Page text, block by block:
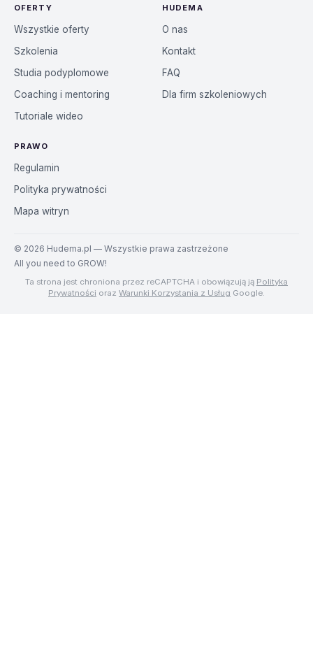
OFERTY
Wszystkie oferty
Szkolenia
Studia podyplomowe
Coaching i mentoring
Tutoriale wideo
HUDEMA
O nas
Kontakt
FAQ
Dla firm szkoleniowych
PRAWO
Regulamin
Polityka prywatności
Mapa witryn
© 2026 Hudema.pl — Wszystkie prawa zastrzeżone
All you need to GROW!
Ta strona jest chroniona przez reCAPTCHA i obowiązują ją Polityka
Prywatności oraz Warunki Korzystania z Usług Google.